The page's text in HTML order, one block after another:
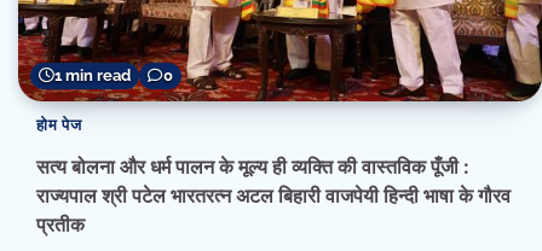
1 min read 0
होम पेज
सत्य बोलना और धर्म पालन के मूल्य ही व्यक्ति की वास्तविक पूँजी :
राज्यपाल श्री पटेल भारतरत्न अटल बिहारी वाजपेयी हिन्दी भाषा के गौरव
प्रतीक